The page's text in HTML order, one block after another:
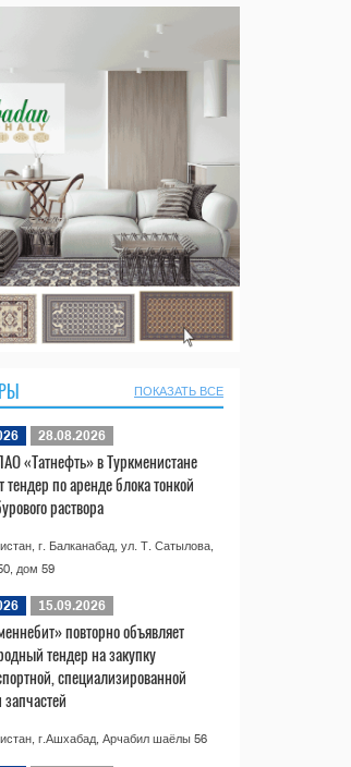
ПОКАЗАТЬ ВСЕ
28.08.2026
«Татнефть» в Туркменистане
тендер по аренде блока тонкой
раствора
г. Балканабад, ул. Т. Сатылова,
дом 59
15.09.2026
повторно объявляет
тендер на закупку
специализированной
г.Ашхабад, Арчабил шаёлы 56